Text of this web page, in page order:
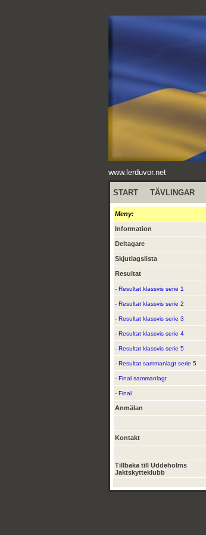
www.lerduvor.net
START TÄVLINGAR
Meny:
Information
Deltagare
Skjutlagslista
Resultat
- Resultat klassvis serie 1
- Resultat klassvis serie 2
- Resultat klassvis serie 3
- Resultat klassvis serie 4
- Resultat klassvis serie 5
- Resultat sammanlagt serie 5
- Final sammanlagt
- Final
Anmälan
Kontakt
Tillbaka till Uddeholms
Jaktskytteklubb